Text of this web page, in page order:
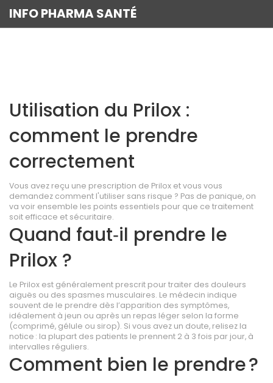
INFO PHARMA SANTÉ
Utilisation du Prilox :
comment le prendre
correctement
Vous avez reçu une prescription de Prilox et vous vous
demandez comment l'utiliser sans risque ? Pas de panique, on
va voir ensemble les points essentiels pour que ce traitement
soit efficace et sécuritaire.
Quand faut‑il prendre le
Prilox ?
Le Prilox est généralement prescrit pour traiter des douleurs
aiguës ou des spasmes musculaires. Le médecin indique
souvent de le prendre dès l’apparition des symptômes,
idéalement à jeun ou après un repas léger selon la forme
(comprimé, gélule ou sirop). Si vous avez un doute, relisez la
notice : la plupart des patients le prennent 2 à 3 fois par jour, à
intervalles réguliers.
Comment bien le prendre ?